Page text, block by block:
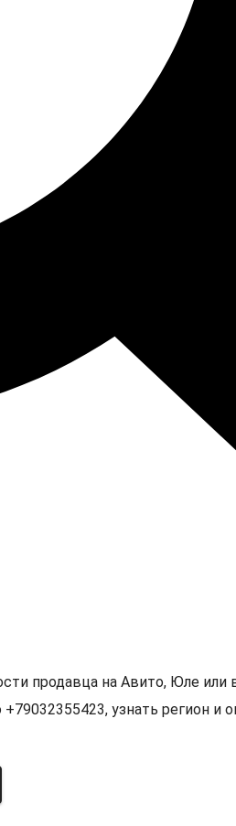
продавца на Авито, Юле
узнать регион